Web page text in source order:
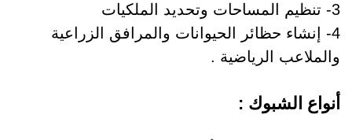
3- تنظيم المساحات وتحديد الملكيات
4- إنشاء حظائر الحيوانات والمرافق الزراعية
والملاعب الرياضية .
أنواع الشبوك :